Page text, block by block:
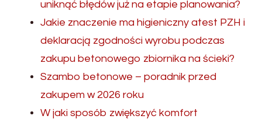
uniknąć błędów już na etapie planowania?
Jakie znaczenie ma higieniczny atest PZH i
deklaracją zgodności wyrobu podczas
zakupu betonowego zbiornika na ścieki?
Szambo betonowe – poradnik przed
zakupem w 2026 roku
W jaki sposób zwiększyć komfort